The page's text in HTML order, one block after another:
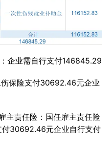
企业需自行支付146845.29
保险支付30692.46元企业
主责任险：国任雇主责任险
付30692.46元企业自行支付